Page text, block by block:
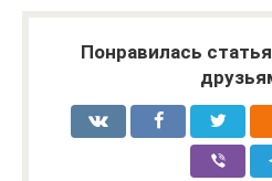
Понравилась